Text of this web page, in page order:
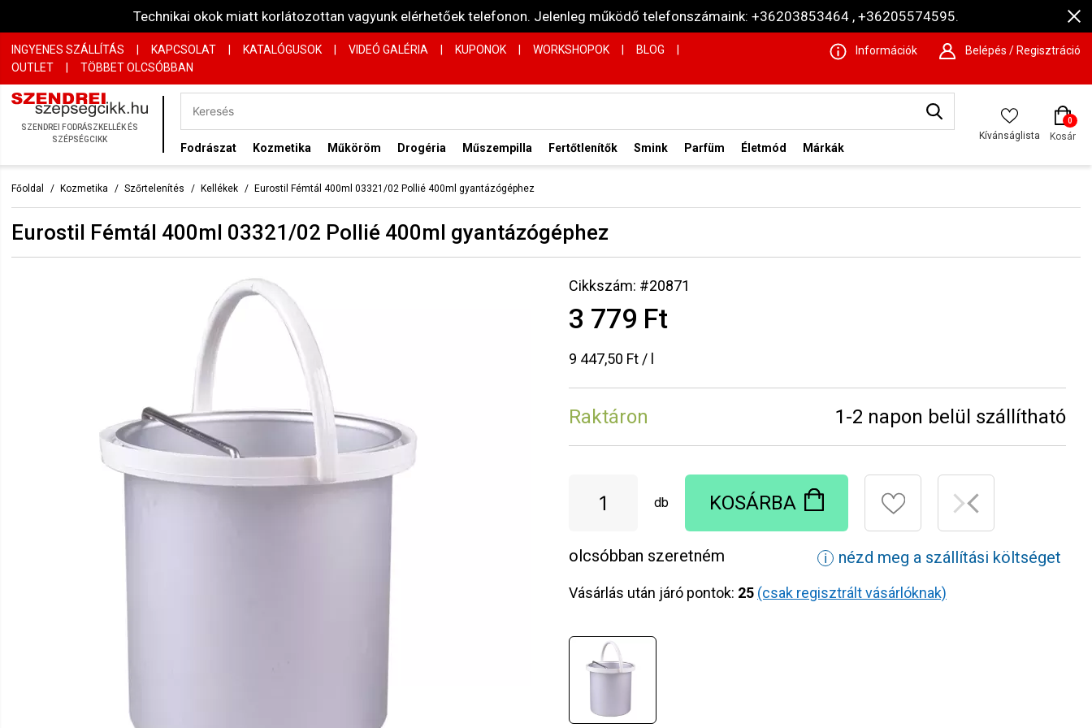
Technikai okok miatt korlátozottan vagyunk elérhetőek telefonon. Jelenleg működő telefonszámaink: +36203853464 , +36205574595.
INGYENES SZÁLLÍTÁS KAPCSOLAT KATALÓGUSOK VIDEÓ GALÉRIA KUPONOK WORKSHOPOK BLOG
OUTLET
| TÖBBET OLCSÓBBAN
Információk Belépés / Regisztráció
SZENDREI FODRÁSZKELLÉK ÉS
SZÉPSÉGCIKK
Fodrászat Kozmetika Műköröm Drogéria Műszempilla Fertőtlenítők Smink Parfüm Életmód Márkák
Kívánságlista
0
Kosár
Főoldal Kozmetika Szőrtelenítés Kellékek Eurostil Fémtál 400ml 03321/02 Pollié 400ml gyantázógéphez
Eurostil Fémtál 400ml 03321/02 Pollié 400ml gyantázógéphez
Cikkszám: #20871
3 779 Ft
9 447,50 Ft / l
Raktáron 1-2 napon belül szállítható
db KOSÁRBA
olcsóbban szeretném ℹ nézd meg a szállítási költséget
Vásárlás után járó pontok: 25 (csak regisztrált vásárlóknak)